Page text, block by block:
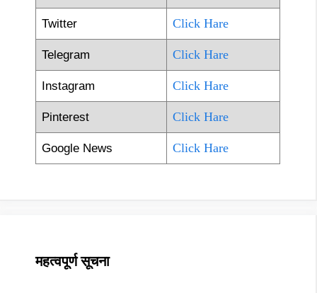
Twitter Click Hare
Telegram Click Hare
Instagram Click Hare
Pinterest Click Hare
Google News Click Hare
महत्वपूर्ण सूचना